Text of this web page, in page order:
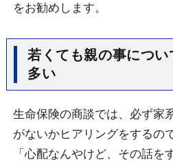
をお勧めします。
若くても親の事につ
多い
生命保険の商談では、必ず家
がないかヒアリングをするの
「心配なんやけど、その話を